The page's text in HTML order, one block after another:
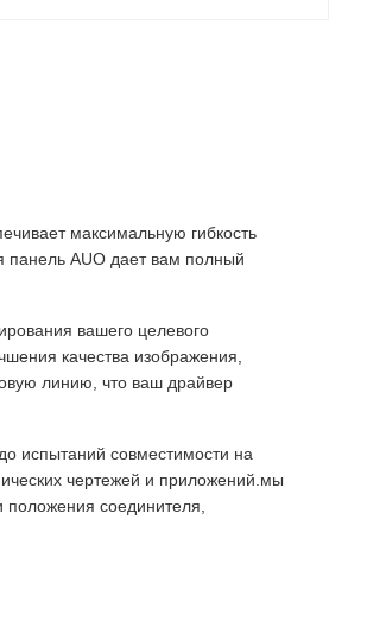
максимальную гибкость
панель AUO дает вам полный
вашего целевого
качества изображения,
линию, что ваш драйвер
испытаний совместимости на
чертежей и приложений.мы
соединителя,